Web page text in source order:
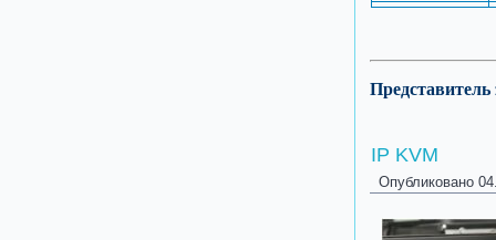
IP KVM
Опубликовано